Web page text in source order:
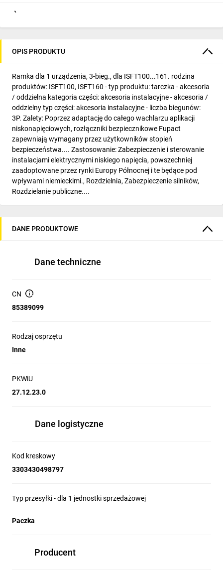
OPIS PRODUKTU
Ramka dla 1 urządzenia, 3-bieg., dla ISFT100...161. rodzina
produktów: ISFT100, ISFT160 - typ produktu: tarczka - akcesoria
/ oddzielna kategoria części: akcesoria instalacyjne - akcesoria /
oddzielny typ części: akcesoria instalacyjne - liczba biegunów:
3P. Zalety: Poprzez adaptację do całego wachlarzu aplikacji
niskonapięciowych, rozłączniki bezpiecznikowe Fupact
zapewniają wymagany przez użytkowników stopień
bezpieczeństwa.... Zastosowanie: Zabezpieczenie i sterowanie
instalacjami elektrycznymi niskiego napięcia, powszechniej
zaadoptowane przez rynki Europy Północnej i te będące pod
wpływami niemieckimi., Rozdzielnia, Zabezpieczenie silników,
Rozdzielanie publiczne....
DANE PRODUKTOWE
Dane techniczne
CN
85389099
Rodzaj osprzętu
Inne
PKWiU
27.12.23.0
Dane logistyczne
Kod kreskowy
3303430498797
Typ przesyłki - dla 1 jednostki sprzedażowej
Paczka
Producent